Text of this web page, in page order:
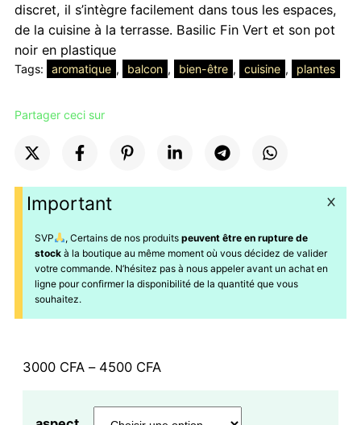
4500 CFA
discret, il s’intègre facilement dans tous les espaces,
de la cuisine à la terrasse. Basilic Fin Vert et son pot
noir en plastique
Tags: aromatique , balcon , bien-être , cuisine , plantes
Partager ceci sur
Important
SVP , Certains de nos produits peuvent être en rupture de
stock à la boutique au même moment où vous décidez de valider
votre commande. N’hésitez pas à nous appeler avant un achat en
ligne pour confirmer la disponibilité de la quantité que vous
souhaitez.
3000 CFA – 4500 CFA
Plage